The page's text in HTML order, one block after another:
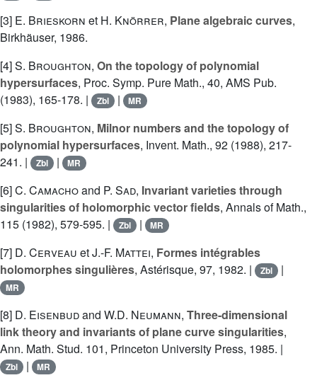
[3] E. Brieskorn et H. Knörrer, Plane algebraic curves,
Birkhäuser, 1986.
[4]S. Broughton, On the topology of polynomial
hypersurfaces, Proc. Symp. Pure Math., 40, AMS Pub.
(1983), 165-178. |
Zbl | MR
[5]S. Broughton, Milnor numbers and the topology of
polynomial hypersurfaces, Invent. Math., 92 (1988), 217-
241. |
Zbl | MR
[6]C. Camachoand P. Sad, Invariant varieties through
singularities of holomorphic vector fields, Annals of Math.,
115 (1982), 579-595. |
Zbl | MR
[7] D. Cerveau etJ.-F. Mattei, Formes intégrables
holomorphes singulières, Astérisque, 97, 1982. | Zbl |
MR
[8] D. Eisenbudand W.D. Neumann, Three-dimensional
link theory and invariants of plane curve singularities,
Ann. Math. Stud. 101, Princeton University Press, 1985. |
Zbl | MR